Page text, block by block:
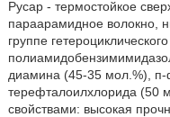
Русар - термостойкое
параарамидное волокно,
группе
диамина (45-35 мол.%),
терефталоилхлорида (50
свойствами: высокая